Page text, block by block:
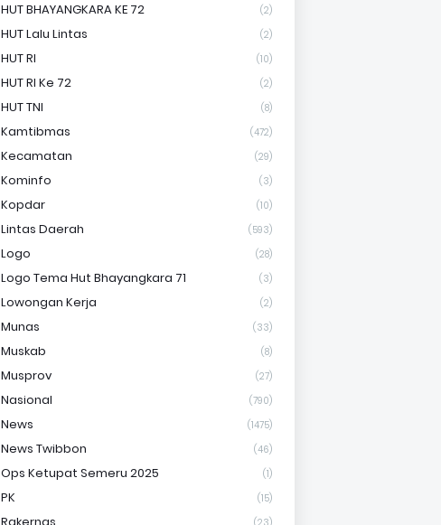
HUT BHAYANGKARA KE 72 (2)
HUT Lalu Lintas (2)
HUT RI (10)
HUT RI Ke 72 (2)
HUT TNI (8)
Kamtibmas (472)
Kecamatan (29)
Kominfo (3)
Kopdar (10)
Lintas Daerah (593)
Logo (28)
Logo Tema Hut Bhayangkara 71 (3)
Lowongan Kerja (2)
Munas (33)
Muskab (8)
Musprov (27)
Nasional (790)
News (1475)
News Twibbon (46)
Ops Ketupat Semeru 2025 (1)
PK (15)